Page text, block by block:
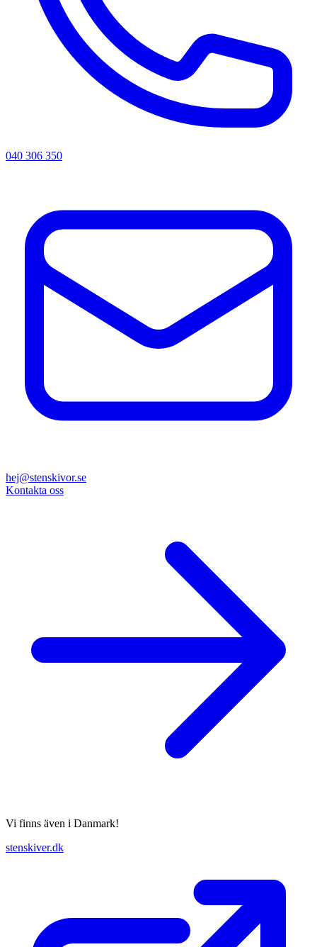
040 306 350
hej@stenskivor.se
Kontakta oss
Vi finns även i Danmark!
stenskiver.dk